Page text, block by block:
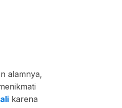
alamnya,
karena